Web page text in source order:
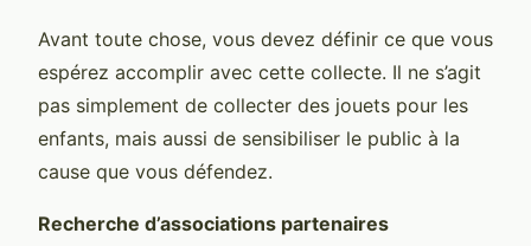
Avant toute chose, vous devez définir ce que vous
espérez accomplir avec cette collecte. Il ne s’agit
pas simplement de collecter des jouets pour les
enfants, mais aussi de sensibiliser le public à la
cause que vous défendez.
Recherche d’associations partenaires